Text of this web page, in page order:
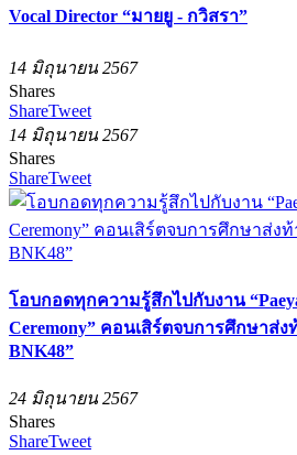
Vocal Director “มายยู - กวิสรา”
14 มิถุนายน 2567
Shares
ShareTweet
14 มิถุนายน 2567
Shares
ShareTweet
โอบกอดทุกความรู้สึกไปกับงาน
Ceremony” คอนเสิร์ตจบการศึกษาส่
BNK48”
24 มิถุนายน 2567
Shares
ShareTweet